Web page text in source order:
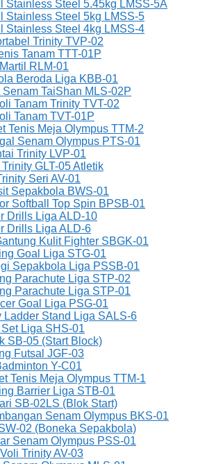
Stainless Steel 5.45kg LMSS-5A
Stainless Steel 5kg LMSS-5
Stainless Steel 4kg LMSS-4
Trinity TVP-02
Tanam TTT-01P
RLM-01
Beroda Liga KBB-01
Senam TaiShan MLS-02P
Tanam Trinity TVT-02
Tanam TVT-01P
Tenis Meja Olympus TTM-2
Senam Olympus PTS-01
Trinity LVP-01
GLT-05 Atletik
Seri AV-01
Sepakbola BWS-01
Softball Top Spin BPSB-01
Drills Liga ALD-10
Drills Liga ALD-6
Kulit Fighter SBGK-01
Goal Liga STG-01
Sepakbola Liga PSSB-01
Parachute Liga STP-02
Parachute Liga STP-01
Goal Liga PSG-01
Ladder Stand Liga SALS-6
Liga SHS-01
SB-05 (Start Block)
Futsal JGF-03
Y-C01
Tenis Meja Olympus TTM-1
Barrier Liga STB-01
SB-02LS (Blok Start)
Senam Olympus BKS-01
02 (Boneka Sepakbola)
Senam Olympus PSS-01
Trinity AV-03